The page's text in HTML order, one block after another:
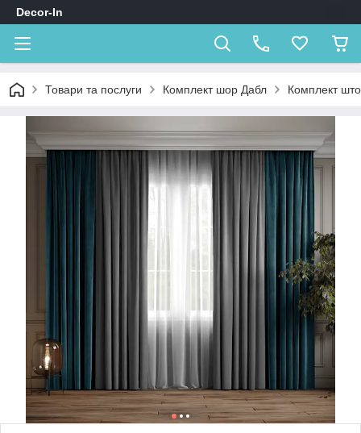
Decor-In
Товари та послуги Комплект шор Дабл Комплект